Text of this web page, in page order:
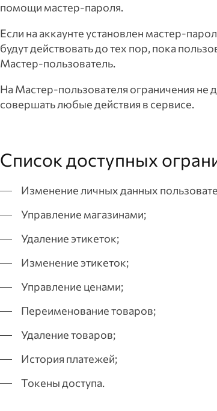
помощи мастер-пароля.
Если на аккаунте установлен мастер-
будут действовать до тех пор, пока
Мастер-пользователь.
На Мастер-пользователя ограничения не
совершать любые действия в сервисе.
Список доступных
Изменение личных данных
Управление магазинами;
Удаление этикеток;
Изменение этикеток;
Управление ценами;
Переименование товаров;
Удаление товаров;
История платежей;
Токены доступа.